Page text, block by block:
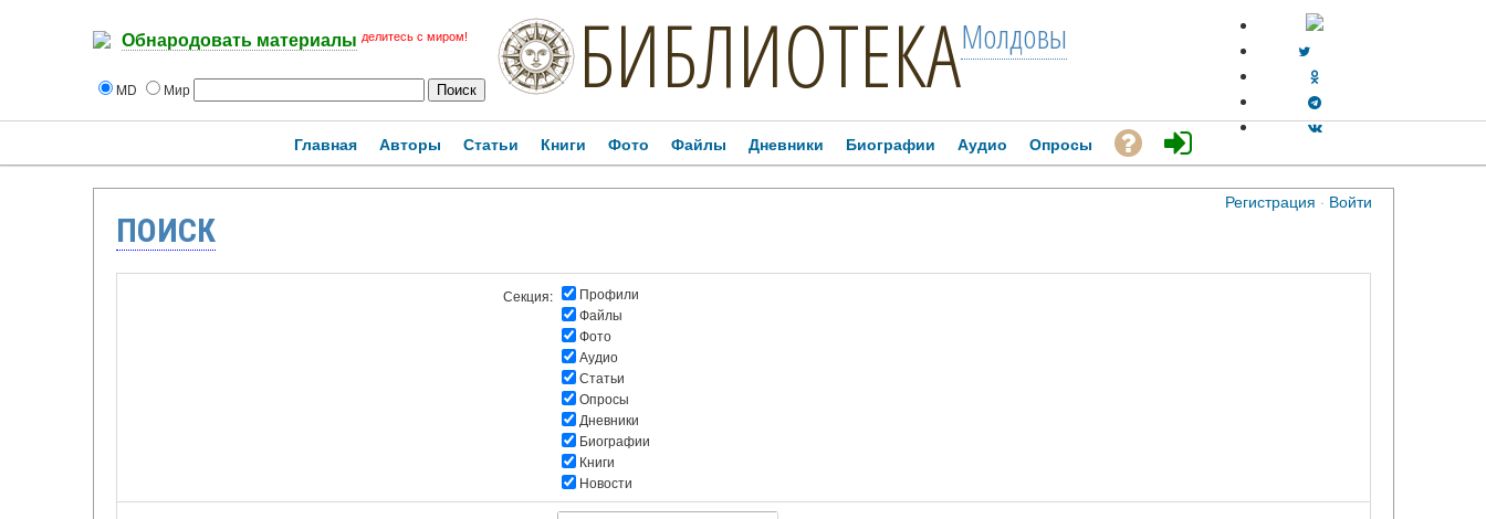
Обнародовать материалы делитесь с миром!
MD Мир БИБЛИОТЕКАМолдовы
Регистрация · Войти
Главная Авторы Статьи Книги Фото Файлы Дневники Биографии Аудио Опросы
ПОИСК
Секция:
Профили
Файлы
Фото
Аудио
Статьи
Опросы
Дневники
Биографии
Книги
Новости